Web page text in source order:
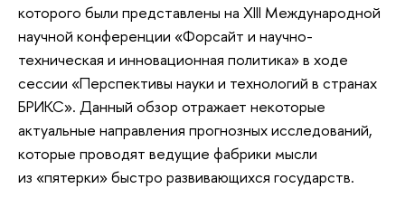
которого были представлены на XIII Международной
научной конференции «Форсайт и научно-
техническая и инновационная политика» в ходе
сессии «Перспективы науки и технологий в странах
БРИКС». Данный обзор отражает некоторые
актуальные направления прогнозных исследований,
которые проводят ведущие фабрики мысли
из «пятерки» быстро развивающихся государств.